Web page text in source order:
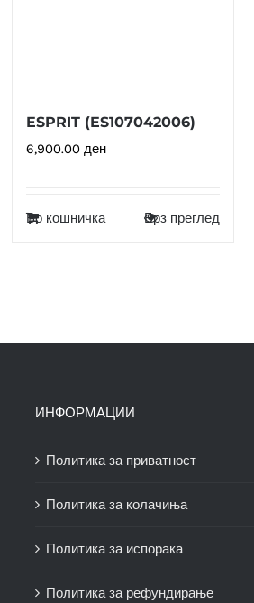
ESPRIT (ES107042006)
6,900.00 ден
Во кошничка Брз преглед
ИНФОРМАЦИИ
Политика за приватност
Политика за колачиња
Политика за испорака
Политика за рефундирање